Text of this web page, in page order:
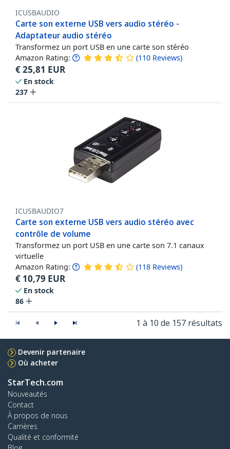
ICUSBAUDIO
Carte son externe USB vers audio stéréo -
Adaptateur audio stéréo
Transformez un port USB en une carte son stéréo
Amazon Rating: (110 Reviews)
€25,81 EUR
En stock
237
ICUSBAUDIO7
Carte son externe USB vers audio stéréo avec
contrôle de volume
Transformez un port USB en une carte son 7.1 canaux
virtuelle
Amazon Rating: (118 Reviews)
€ 10,79 EUR
En stock
86
1 à 10 de 157 résultats
Devenir partenaire
Où acheter
StarTech.com
Nouveautés
Contact
À propos de nous
Carrières
Qualité et conformité